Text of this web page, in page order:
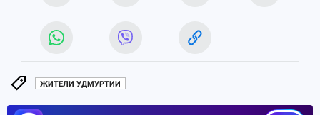
ЖИТЕЛИ УДМУРТИИ